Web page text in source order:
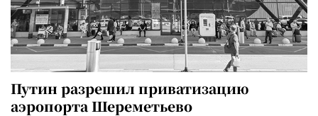
Путин разрешил приватизацию
аэропорта Шереметьево